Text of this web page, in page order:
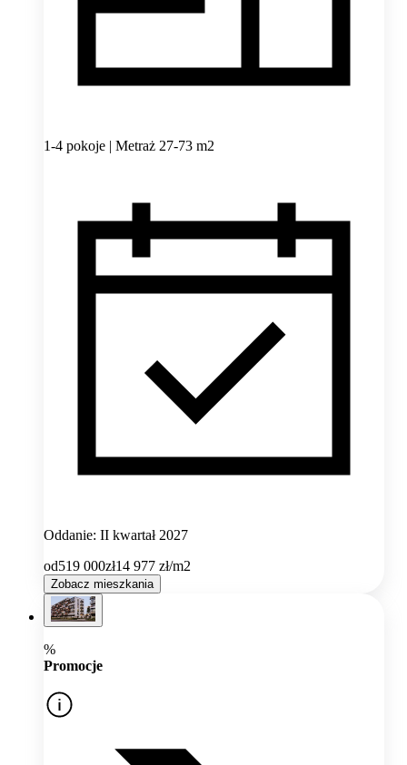
1-4 pokoje | Metraż 27-73 m2
Oddanie: II kwartał 2027
od519 000zł14 977 zł/m2
Zobacz mieszkania
%
Promocje